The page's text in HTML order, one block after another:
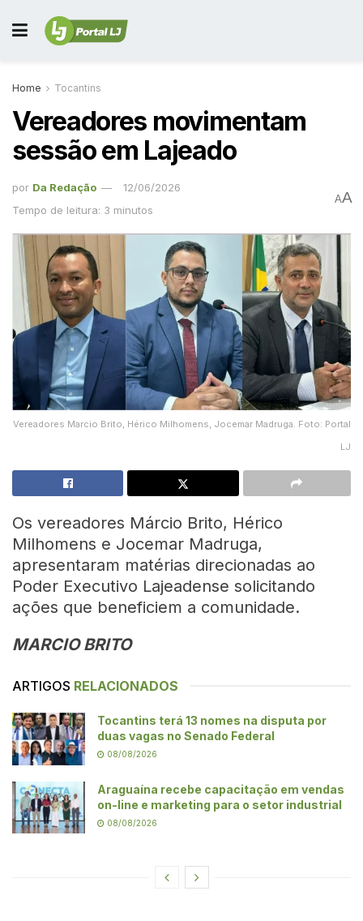
Home Tocantins
Vereadores movimentam
sessão em Lajeado
por Da Redação
12/06/2026
Tempo de leitura: 3 minutos
AA
Vereadores Marcio Brito, Hérico Milhomens, Jocemar Madruga. Foto: Portal
LJ
Os vereadores Márcio Brito, Hérico
Milhomens e Jocemar Madruga,
apresentaram matérias direcionadas ao
Poder Executivo Lajeadense solicitando
ações que beneficiem a comunidade.
MARCIO BRITO
ARTIGOS RELACIONADOS
Tocantins terá 13 nomes na disputa por
duas vagas no Senado Federal
08/08/2026
Araguaína recebe capacitação em vendas
on-line e marketing para o setor industrial
08/08/2026